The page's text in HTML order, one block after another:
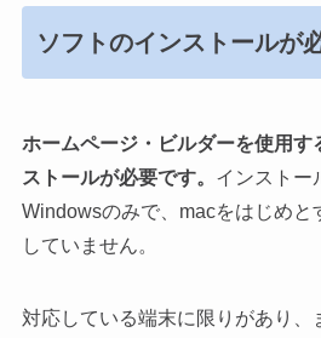
ソフトのインストールが
ホームページ・ビルダーを使用す
ストールが必要です。 インストー
Windowsのみで、macをはじめと
していません。
対応している端末に限りがあり、